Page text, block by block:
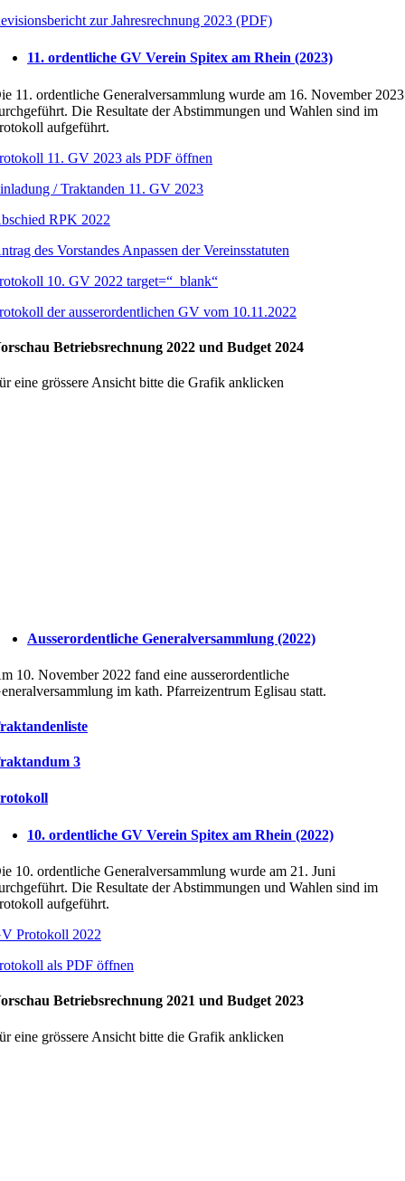
zur Jahresrechnung 2023 (PDF)
11. ordentliche GV Verein Spitex am Rhein (2023)
11. ordentliche Generalversammlung wurde am 16. November 2023
Die Resultate der Abstimmungen und Wahlen sind im
aufgeführt.
11. GV 2023 als PDF öffnen
/ Traktanden 11. GV 2023
RPK 2022
des Vorstandes Anpassen der Vereinsstatuten
10. GV 2022 target=“_blank“
der ausserordentlichen GV vom 10.11.2022
Betriebsrechnung 2022 und Budget 2024
eine grössere Ansicht bitte die Grafik anklicken
Ausserordentliche Generalversammlung (2022)
10. November 2022 fand eine ausserordentliche
im kath. Pfarreizentrum Eglisau statt.
3
10. ordentliche GV Verein Spitex am Rhein (2022)
10. ordentliche Generalversammlung wurde am 21. Juni
Die Resultate der Abstimmungen und Wahlen sind im
aufgeführt.
Protokoll 2022
als PDF öffnen
Betriebsrechnung 2021 und Budget 2023
eine grössere Ansicht bitte die Grafik anklicken